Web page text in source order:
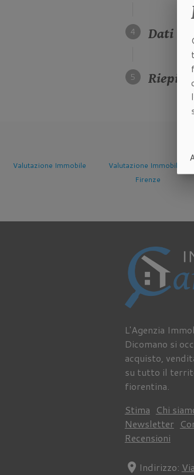
Dati
Immobile
Valutazione Immobile a
L'Agenzia
Dicomano si
acquisto,
su tutto il
fiorentina.
Stima Chi
Newsletter
Recensioni
location_on Indirizzo: